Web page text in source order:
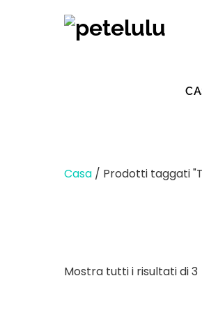
Casa / Prodotti taggati
Mostra tutti i risultati di 3